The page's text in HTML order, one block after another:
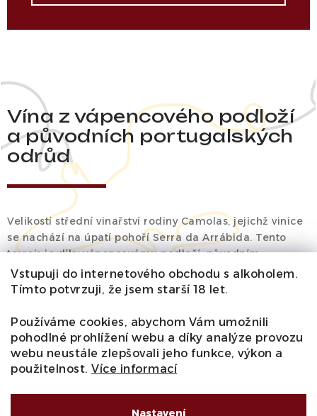
Vstupuji do internetového obchodu s alkoholem.
Tímto potvrzuji, že jsem starší 18 let.
Používáme cookies, abychom Vám umožnili
pohodlné prohlížení webu a díky analýze provozu
webu neustále zlepšovali jeho funkce, výkon a
použitelnost. Více informací
Nastavení
Vína z vápencového podloží
a původních portugalských
odrůd
Velikostí střední vinařství rodiny Camolas, jejichž vinice
se nachází na úpatí pohoří Serra da Arrábida. Tento
terroir je díky vápencovému podloží, původním
portugalským odrůdám, dostatečnému množství srážek
a neustálému větru od Atlantického oceánu, zcela
Camolas produkuje skvělá červená vína z jedinečných
odrůd révy vinné. Jsou to vína skvěle pitelná a za skvělou
cenu. Klasikou vinařství a celého regionu je pak
fortifikované víno Moscatel de Setúbal, který je vyráběn